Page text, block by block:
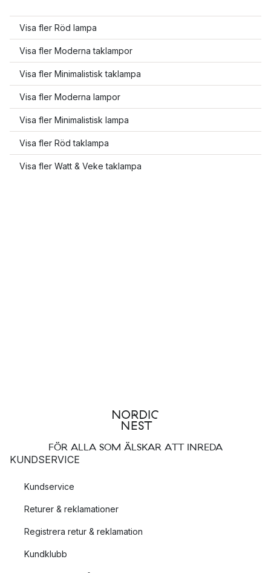
Visa fler Röd lampa
Visa fler Moderna taklampor
Visa fler Minimalistisk taklampa
Visa fler Moderna lampor
Visa fler Minimalistisk lampa
Visa fler Röd taklampa
Visa fler Watt & Veke taklampa
FÖR ALLA SOM ÄLSKAR ATT INREDA
KUNDSERVICE
Kundservice
Returer & reklamationer
Registrera retur & reklamation
Kundklubb